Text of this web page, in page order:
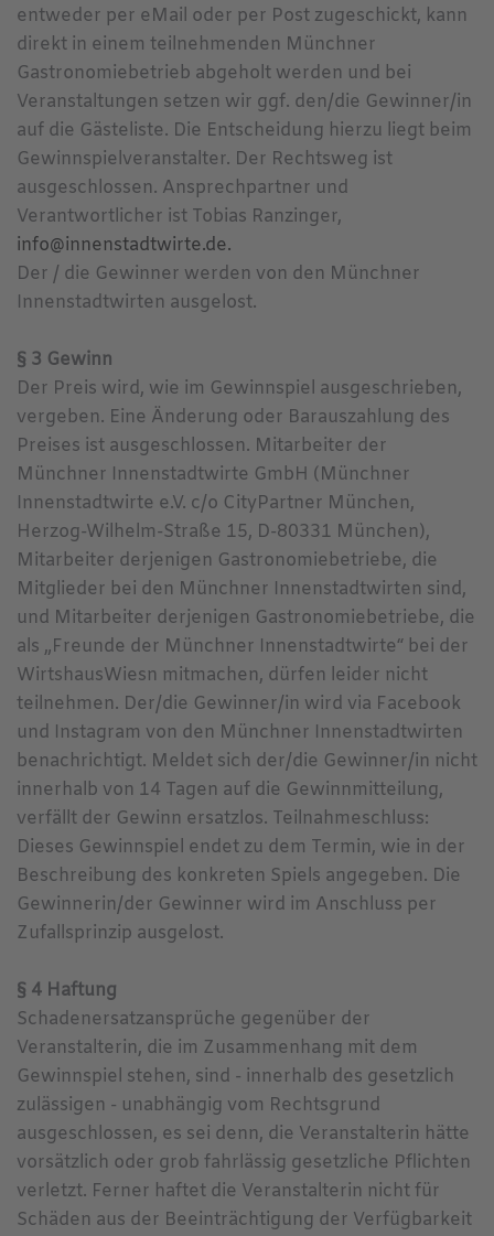
entweder per eMail oder per Post zugeschickt, kann
direkt in einem teilnehmenden Münchner
Gastronomiebetrieb abgeholt werden und bei
Veranstaltungen setzen wir ggf. den/die Gewinner/in
auf die Gästeliste. Die Entscheidung hierzu liegt beim
Gewinnspielveranstalter. Der Rechtsweg ist
ausgeschlossen. Ansprechpartner und
Verantwortlicher ist Tobias Ranzinger,
info@innenstadtwirte.de.
Der / die Gewinner werden von den Münchner
Innenstadtwirten ausgelost.
§ 3 Gewinn
Der Preis wird, wie im Gewinnspiel ausgeschrieben,
vergeben. Eine Änderung oder Barauszahlung des
Preises ist ausgeschlossen. Mitarbeiter der
Münchner Innenstadtwirte GmbH (Münchner
Innenstadtwirte e.V. c/o CityPartner München,
Herzog-Wilhelm-Straße 15, D-80331 München),
Mitarbeiter derjenigen Gastronomiebetriebe, die
Mitglieder bei den Münchner Innenstadtwirten sind,
und Mitarbeiter derjenigen Gastronomiebetriebe, die
als „Freunde der Münchner Innenstadtwirte“ bei der
WirtshausWiesn mitmachen, dürfen leider nicht
teilnehmen. Der/die Gewinner/in wird via Facebook
und Instagram von den Münchner Innenstadtwirten
benachrichtigt. Meldet sich der/die Gewinner/in nicht
innerhalb von 14 Tagen auf die Gewinnmitteilung,
verfällt der Gewinn ersatzlos. Teilnahmeschluss:
Dieses Gewinnspiel endet zu dem Termin, wie in der
Beschreibung des konkreten Spiels angegeben. Die
Gewinnerin/der Gewinner wird im Anschluss per
Zufallsprinzip ausgelost.
§ 4 Haftung
Schadenersatzansprüche gegenüber der
Veranstalterin, die im Zusammenhang mit dem
Gewinnspiel stehen, sind - innerhalb des gesetzlich
zulässigen - unabhängig vom Rechtsgrund
ausgeschlossen, es sei denn, die Veranstalterin hätte
vorsätzlich oder grob fahrlässig gesetzliche Pflichten
verletzt. Ferner haftet die Veranstalterin nicht für
Schäden aus der Beeinträchtigung der Verfügbarkeit